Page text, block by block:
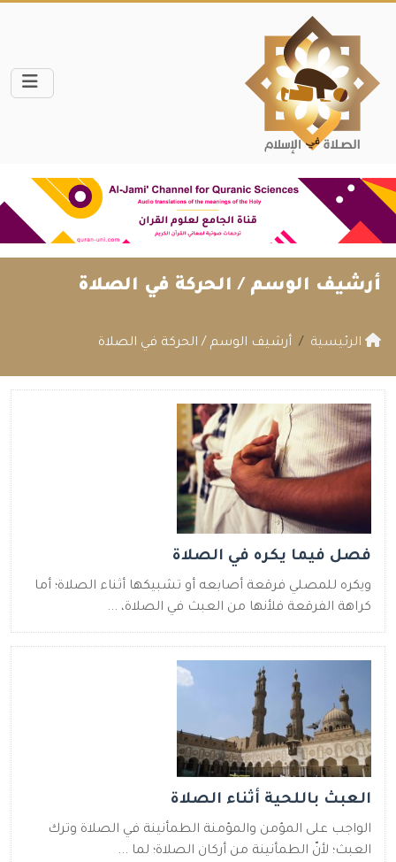
أرشيف الوسم / الحركة في الصلاة
الرئيسية أرشيف الوسم / الحركة في الصلاة
فصل فيما يكره في الصلاة
ويكره للمصلي فرقعة أصابعه أو تشبيكها أثناء الصلاة؛ أما
كراهة الفرقعة فلأنها من العبث في الصلاة، ...
العبث باللحية أثناء الصلاة
الواجب على المؤمن والمؤمنة الطمأنينة في الصلاة وترك
العبث؛ لأنّ الطمأنينة من أركان الصلاة؛ لما ...